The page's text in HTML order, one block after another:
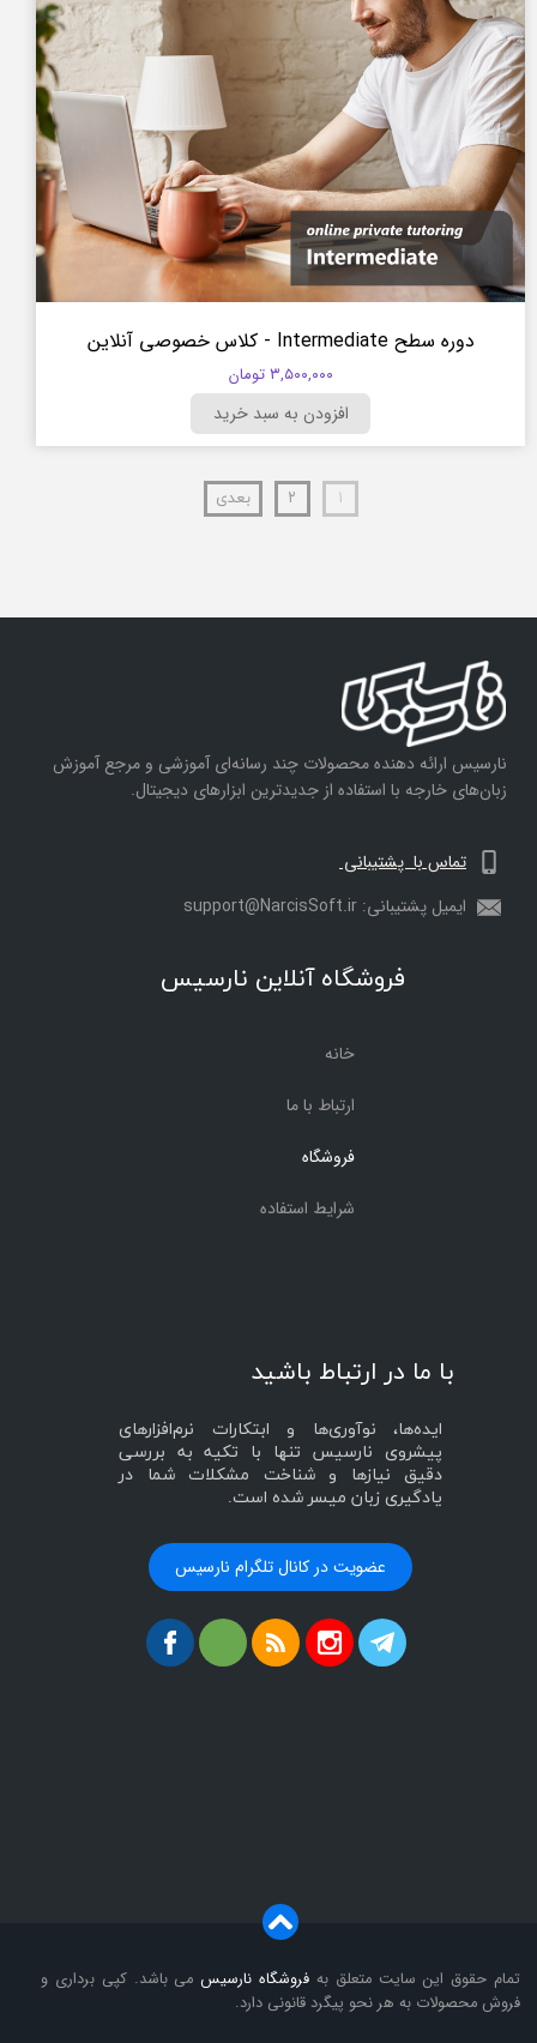
دوره سطح Intermediate - کلاس خصوصی آنلاین
۳,۵۰۰,۰۰۰ تومان
افزودن به سبد خرید
۱ ۲ بعدی
تمام حقوق این سایت متعلق به فروشگاه نارسیس می باشد. کپی برداری و
فروش محصولات به هر نحو پیگرد قانونی دارد.
نارسیس ارائه دهنده محصولات چند رسانه‌ای آموزشی و مرجع آموزش
زبان‌های خارجه با استفاده از جدیدترین ابزارهای دیجیتال.
تماس با پشتیبانی
ایمیل پشتیبانی: support@NarcisSoft.ir
فروشگاه آنلاین نارسیس
خانه
ارتباط با ما
فروشگاه
شرایط استفاده
با ما در ارتباط باشید
ایده‌ها، نوآوری‌ها و ابتکارات نرم‌افزارهای
پیشروی نارسیس تنها با تکیه به بررسی
دقیق نیازها و شناخت مشکلات شما در
یادگیری زبان میسر شده است.
عضویت در کانال تلگرام نارسیس